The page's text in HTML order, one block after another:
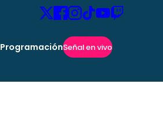
ProgramaciónSeñal en vivo